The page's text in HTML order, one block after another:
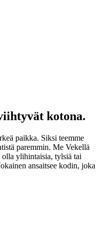
kotona.
paikka. Siksi teemme
paremmin. Me Vekellä
olla ylihintaisia, tylsiä tai
ansaitsee kodin, joka